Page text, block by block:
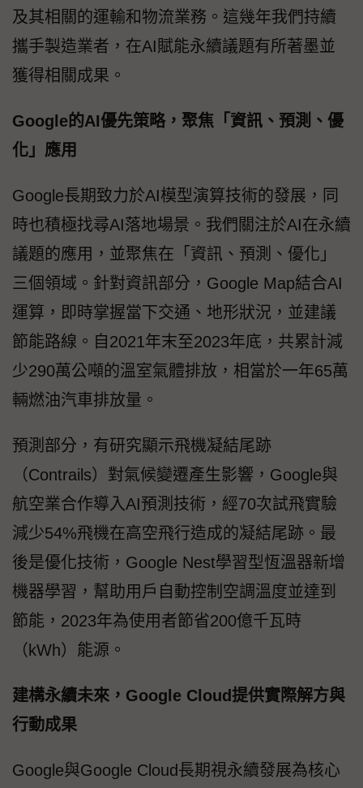
及其相關的運輸和物流業務。這幾年我們持續
攜手製造業者，在AI賦能永續議題有所著墨並
獲得相關成果。
Google的AI優先策略，聚焦「資訊、預測、優
化」應用
Google長期致力於AI模型演算技術的發展，同
時也積極找尋AI落地場景。我們關注於AI在永續
議題的應用，並聚焦在「資訊、預測、優化」
三個領域。針對資訊部分，Google Map結合AI
運算，即時掌握當下交通、地形狀況，並建議
節能路線。自2021年末至2023年底，共累計減
少290萬公噸的溫室氣體排放，相當於一年65萬
輛燃油汽車排放量。
預測部分，有研究顯示飛機凝結尾跡
（Contrails）對氣候變遷產生影響，Google與
航空業合作導入AI預測技術，經70次試飛實驗
減少54%飛機在高空飛行造成的凝結尾跡。最
後是優化技術，Google Nest學習型恆溫器新增
機器學習，幫助用戶自動控制空調溫度並達到
節能，2023年為使用者節省200億千瓦時
（kWh）能源。
建構永續未來，Google Cloud提供實際解方與
行動成果
Google與Google Cloud長期視永續發展為核心